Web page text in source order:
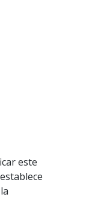
este